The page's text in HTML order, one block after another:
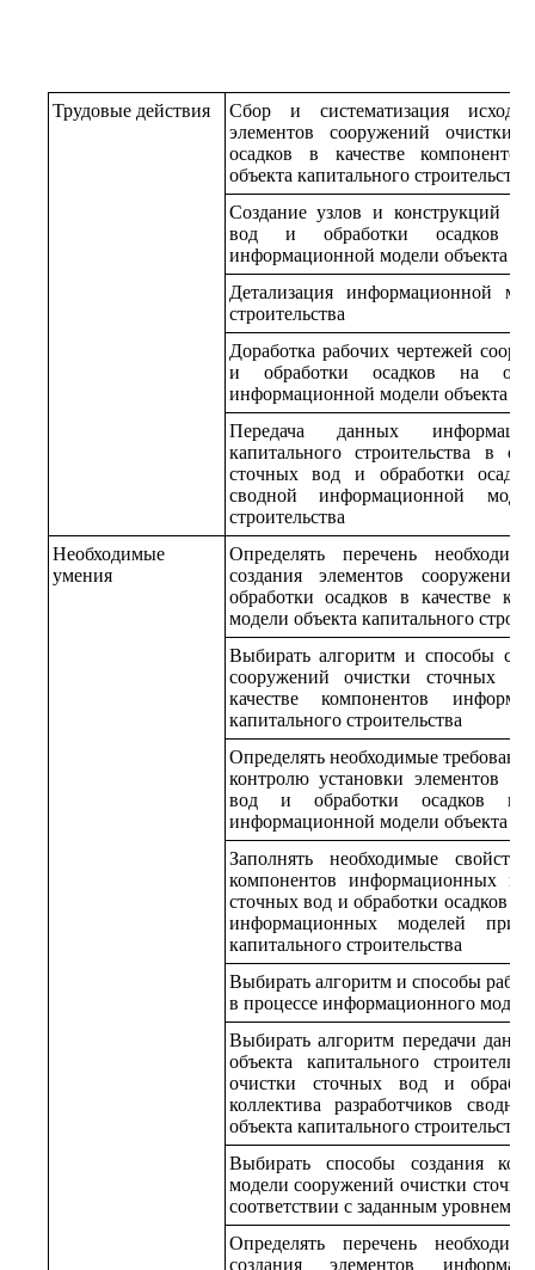
Трудовые действия
Сбор и систематизация
элементов сооружений очистки
осадков в качестве
объекта капитального строительства
Создание узлов и конструкций
вод и обработки осадков в
информационной модели объекта
Детализация информационной
строительства
Доработка рабочих чертежей
и обработки осадков на
информационной модели объекта
Передача данных
капитального строительства в
сточных вод и обработки
сводной информационной
строительства
Необходимые
умения
Определять перечень
создания элементов
обработки осадков в качестве
модели объекта капитального
Выбирать алгоритм и способы
сооружений очистки сточных
качестве компонентов
капитального строительства
Определять необходимые
контролю установки элементов
вод и обработки осадков
информационной модели объекта
Заполнять необходимые
компонентов информационных
сточных вод и обработки осадков в
информационных моделей при
капитального строительства
Выбирать алгоритм и способы
в процессе информационного
Выбирать алгоритм передачи
объекта капитального
очистки сточных вод и
коллектива разработчиков
объекта капитального строительства
Выбирать способы создания
модели сооружений очистки
соответствии с заданным уровнем
Определять перечень
создания элементов